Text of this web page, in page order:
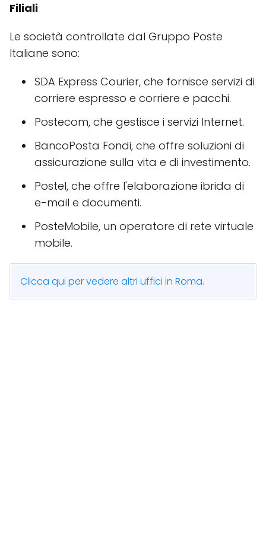
Filiali
Le società controllate dal Gruppo Poste
Italiane sono:
SDA Express Courier, che fornisce servizi di
corriere espresso e corriere e pacchi.
Postecom, che gestisce i servizi Internet.
BancoPosta Fondi, che offre soluzioni di
assicurazione sulla vita e di investimento.
Postel, che offre l'elaborazione ibrida di
e-mail e documenti.
PosteMobile, un operatore di rete virtuale
mobile.
Clicca qui per vedere altri uffici in Roma.